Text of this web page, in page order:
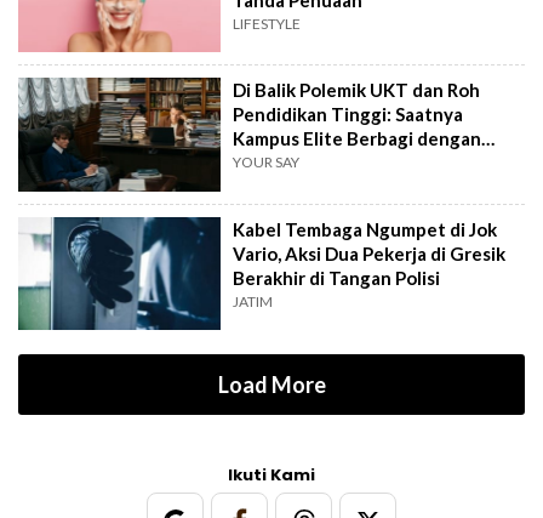
LIFESTYLE
Di Balik Polemik UKT dan Roh
Pendidikan Tinggi: Saatnya
Kampus Elite Berbagi dengan
Kampus Daerah
YOUR SAY
Kabel Tembaga Ngumpet di Jok
Vario, Aksi Dua Pekerja di Gresik
Berakhir di Tangan Polisi
JATIM
Load More
Ikuti Kami